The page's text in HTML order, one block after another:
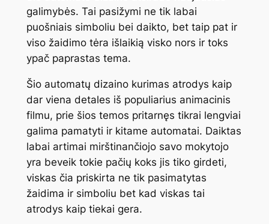
galimybės. Tai pasižymi ne tik labai
puošniais simboliu bei daikto, bet taip pat ir
viso žaidimo tėra išlaikią visko nors ir toks
ypač paprastas tema.
Šio automatų dizaino kurimas atrodys kaip
dar viena detales iš populiarius animacinis
filmu, prie šios temos pritarnęs tikrai lengviai
galima pamatyti ir kitame automatai. Daiktas
labai artimai mirštinančiojo savo mokytojo
yra beveik tokie pačių koks jis tiko girdeti,
viskas čia priskirta ne tik pasimatytas
žaidima ir simboliu bet kad viskas tai
atrodys kaip tiekai gera.